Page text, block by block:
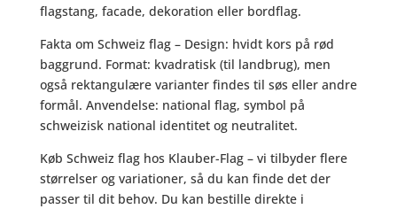
flagstang, facade, dekoration eller bordflag.
Fakta om Schweiz flag – Design: hvidt kors på rød
baggrund. Format: kvadratisk (til landbrug), men
også rektangulære varianter findes til søs eller andre
formål. Anvendelse: national flag, symbol på
schweizisk national identitet og neutralitet.
Køb Schweiz flag hos Klauber-Flag – vi tilbyder flere
størrelser og variationer, så du kan finde det der
passer til dit behov. Du kan bestille direkte i